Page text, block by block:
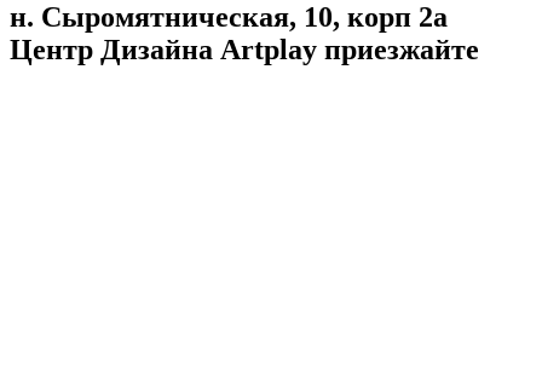
н. Сыромятническая, 10, корп 2а
Центр Дизайна Artplay приезжайте